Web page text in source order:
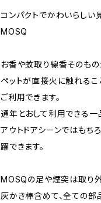
コンパクトでかわいらしい
MOSQ
お香や蚊取り線香そのもの
ペットが直接火に触れるこ
ご利用できます。
通年とおして利用できる一
アウトドアシーンではもち
躍できます。
MOSQの足や煙突は取り外
灰かき棒含めて、全ての部